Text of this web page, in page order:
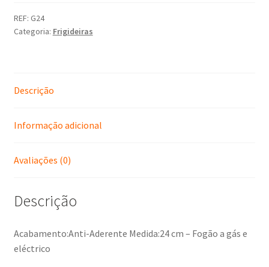
REF: G24
Categoria: Frigideiras
Descrição
Informação adicional
Avaliações (0)
Descrição
Acabamento:Anti-Aderente Medida:24 cm – Fogão a gás e
eléctrico